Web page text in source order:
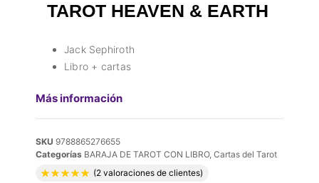
TAROT HEAVEN & EARTH
Jack Sephiroth
Libro + cartas
Más información
SKU 9788865276655
Categorías BARAJA DE TAROT CON LIBRO, Cartas del Tarot
Valorado con5.00de 5 en base a
(2 valoraciones de clientes)